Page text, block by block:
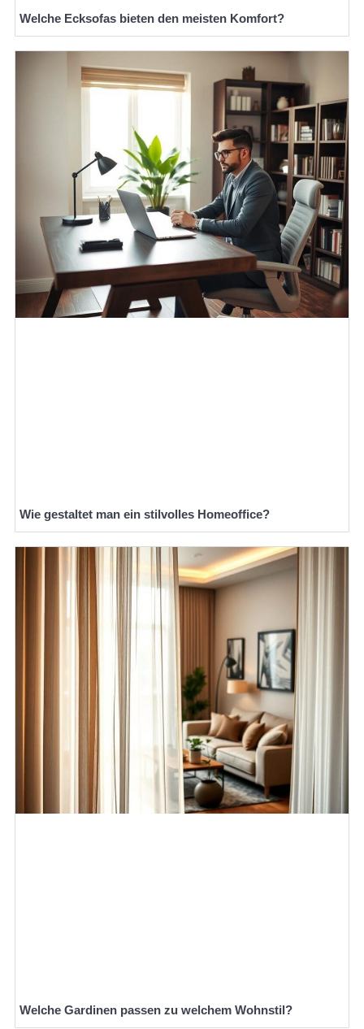
Welche Ecksofas bieten den meisten Komfort?
Wie gestaltet man ein stilvolles Homeoffice?
Welche Gardinen passen zu welchem Wohnstil?